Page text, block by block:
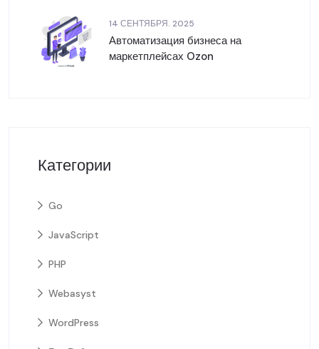
14 СЕНТЯБРЯ. 2025
Автоматизация бизнеса на
маркетплейсах Ozon
Категории
Go
JavaScript
PHP
Webasyst
WordPress